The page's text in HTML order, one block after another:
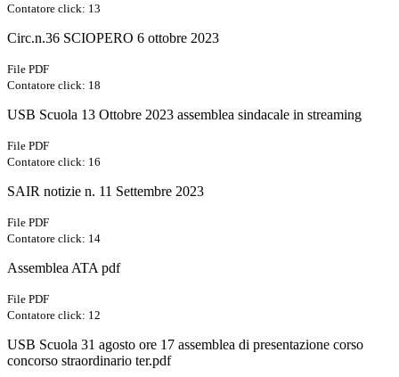
Contatore click: 13
Circ.n.36 SCIOPERO 6 ottobre 2023
File PDF
Contatore click: 18
USB Scuola 13 Ottobre 2023 assemblea sindacale in streaming
File PDF
Contatore click: 16
SAIR notizie n. 11 Settembre 2023
File PDF
Contatore click: 14
Assemblea ATA pdf
File PDF
Contatore click: 12
USB Scuola 31 agosto ore 17 assemblea di presentazione corso
concorso straordinario ter.pdf